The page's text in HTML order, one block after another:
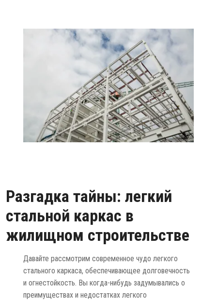
Разгадка тайны: легкий
стальной каркас в
жилищном строительстве
Давайте рассмотрим современное чудо легкого
стального каркаса, обеспечивающее долговечность
и огнестойкость. Вы когда-нибудь задумывались о
преимуществах и недостатках легкого